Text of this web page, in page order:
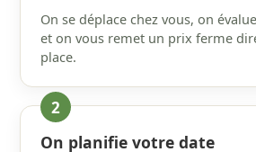
On se déplace chez vous, on
et on vous remet un prix ferme
place.
On planifie votre date